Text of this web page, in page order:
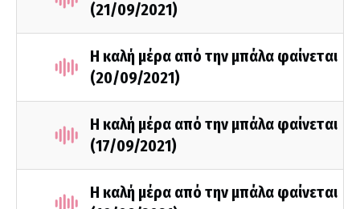
(21/09/2021)
Η καλή μέρα από την μπάλα φαίνεται
(20/09/2021)
Η καλή μέρα από την μπάλα φαίνεται
(17/09/2021)
Η καλή μέρα από την μπάλα φαίνεται